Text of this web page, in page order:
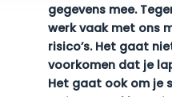
gegevens mee.
werk vaak met ons
risico’s. Het gaat
voorkomen dat je
Het gaat ook om je